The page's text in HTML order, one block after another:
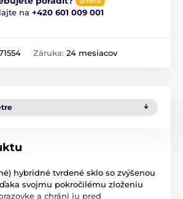
na +420 601 009 001
Záruka: 24 mesiacov
hybridné tvrdené sklo so zvýšenou
svojmu pokročilému zloženiu
a chráni ju pred